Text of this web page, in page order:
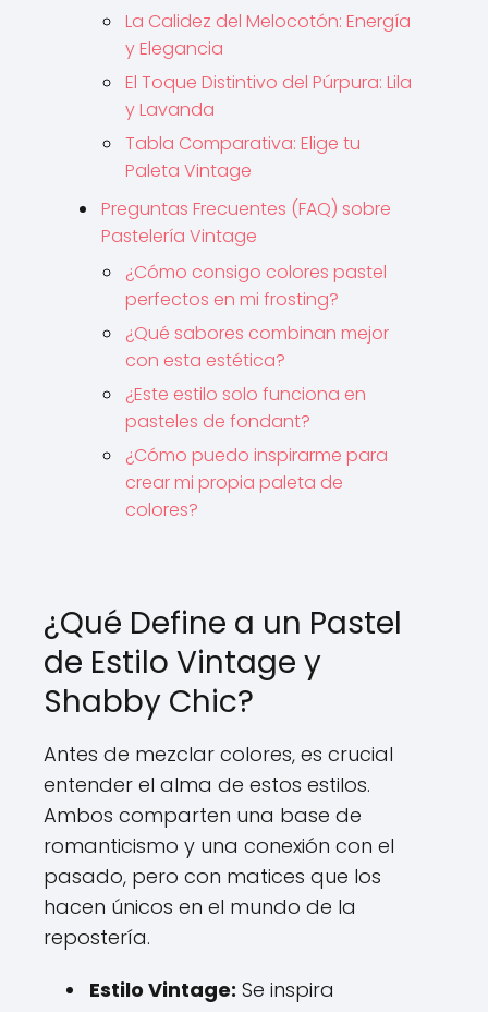
La Calidez del Melocotón: Energía
y Elegancia
El Toque Distintivo del Púrpura: Lila
y Lavanda
Tabla Comparativa: Elige tu
Paleta Vintage
Preguntas Frecuentes (FAQ) sobre
Pastelería Vintage
¿Cómo consigo colores pastel
perfectos en mi frosting?
¿Qué sabores combinan mejor
con esta estética?
¿Este estilo solo funciona en
pasteles de fondant?
¿Cómo puedo inspirarme para
crear mi propia paleta de
colores?
¿Qué Define a un Pastel
de Estilo Vintage y
Shabby Chic?
Antes de mezclar colores, es crucial
entender el alma de estos estilos.
Ambos comparten una base de
romanticismo y una conexión con el
pasado, pero con matices que los
hacen únicos en el mundo de la
repostería.
Estilo Vintage: Se inspira